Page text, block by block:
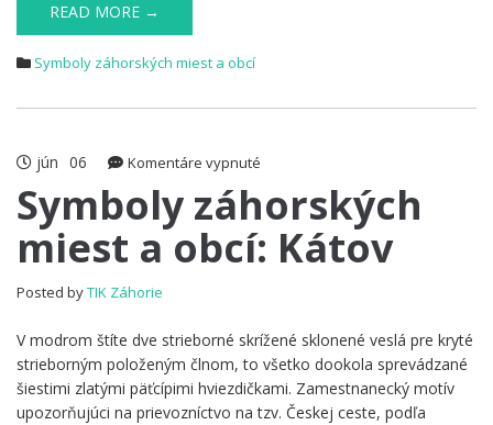
READ MORE →
Symboly záhorských miest a obcí
jún 06 Komentáre vypnuté
záhorských
miest
a
Symboly záhorských
miest a obcí: Kátov
Posted byTIK Záhorie
V modrom štíte dve strieborné skrížené sklonené veslá pre kryté
strieborným položeným člnom, to všetko dookola sprevádzané
šiestimi zlatými päťcípimi hviezdičkami. Zamestnanecký motív
upozorňujúci na prievozníctvo na tzv. Českej ceste, podľa